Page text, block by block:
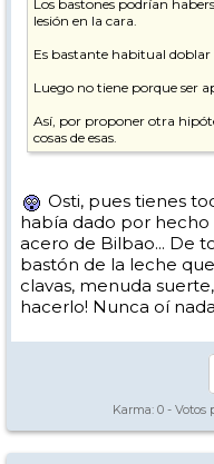
Los bastones podrían
lesión en la cara.
Es bastante habitual doblar
Luego no tiene porque ser
Así, por proponer otra
cosas de esas.
Osti, pues tienes
había dado por hecho
acero de Bilbao... De
bastón de la leche
clavas, menuda
hacerlo! Nunca oí
Karma: 0 - Votos